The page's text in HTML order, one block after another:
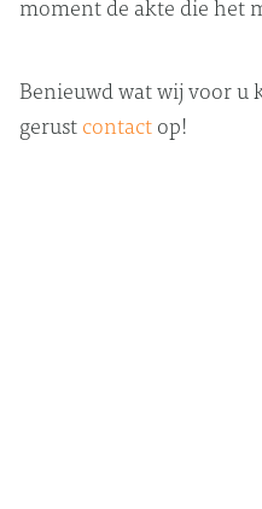
Benieuwd wat wij voor u
gerustcontactop!